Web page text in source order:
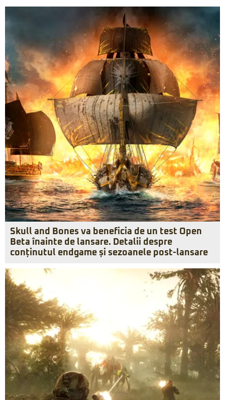
Skull and Bones va beneficia de un test Open
Beta înainte de lansare. Detalii despre
conținutul endgame și sezoanele post-lansare